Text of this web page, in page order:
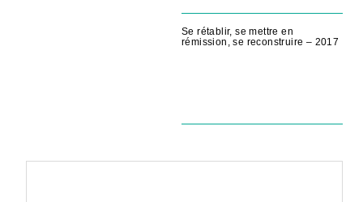
Se rétablir, se mettre en
rémission, se reconstruire – 2017